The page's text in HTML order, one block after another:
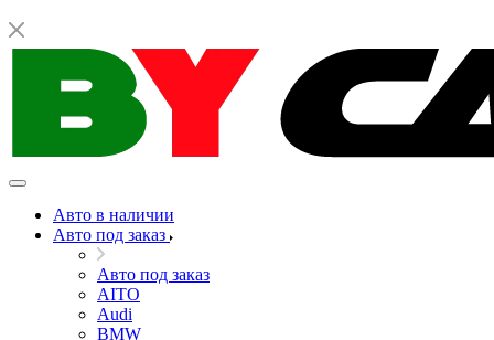
Авто в наличии
Авто под заказ
Авто под заказ
AITO
Audi
BMW